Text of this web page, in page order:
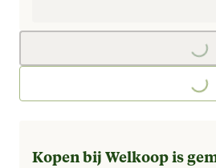
Kopen bij Welkoop is